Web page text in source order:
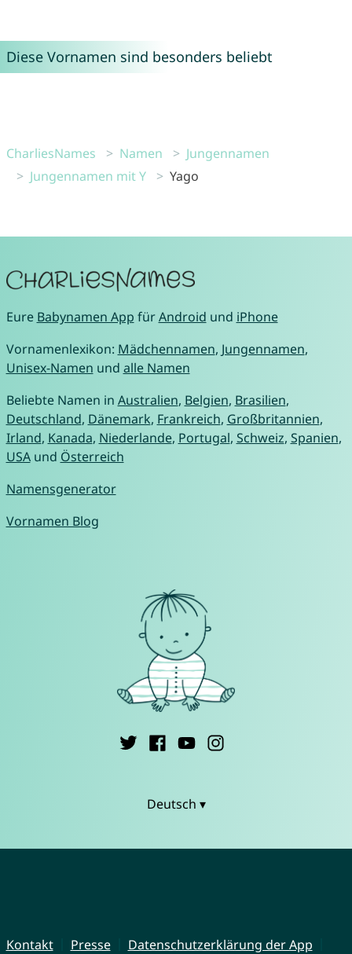
Diese Vornamen sind besonders beliebt
CharliesNames Namen
Jungennamen
Jungennamen mit Y
Yago
Eure Babynamen App fürAndroid und iPhone
Vornamenlexikon: Mädchennamen, Jungennamen,
Unisex-Namen und alle Namen
Beliebte Namen in Australien, Belgien, Brasilien,
Deutschland, Dänemark, Frankreich, Großbritannien,
Irland, Kanada, Niederlande, Portugal, Schweiz, Spanien,
USAund Österreich
Namensgenerator
Vornamen Blog
Deutsch ▾
Kontakt Presse
Datenschutzerklärung der App